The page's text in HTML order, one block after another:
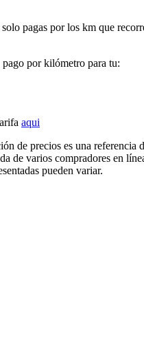
pagas por los km que
pago por kilómetro para tu:
aqui
de precios es una referencia
de varios compradores en
pueden variar.